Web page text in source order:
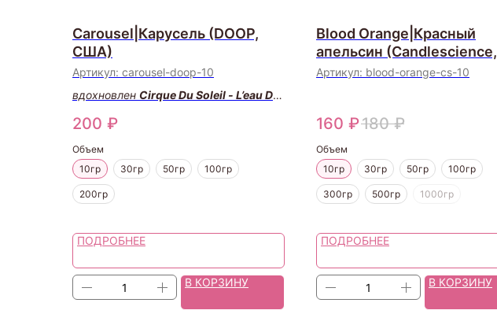
Carousel|Карусель (DOOP,
США)
Артикул: carousel-doop-10
вдохновлен Cirque Du Soleil - L’eau De
200 ₽
Объем
10гр
30гр 50гр 100гр
200гр
ПОДРОБНЕЕ
В КОРЗИНУ
Blood Orange|Красный
апельсин (Candlescience,
США)
Артикул: blood-orange-cs-10
160 ₽180 ₽
Объем
10гр
30гр 50гр 100гр
300гр 500гр 1000гр
ПОДРОБНЕЕ
В КОРЗИНУ